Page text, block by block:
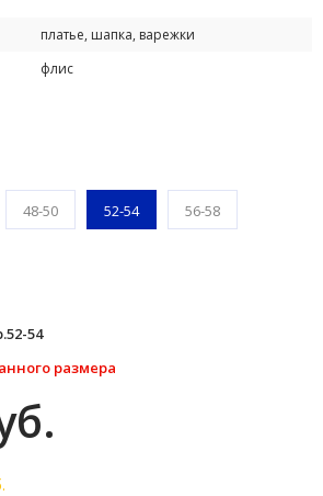
платье, шапка, варежки
флис
48-50 52-54 56-58
54
размера